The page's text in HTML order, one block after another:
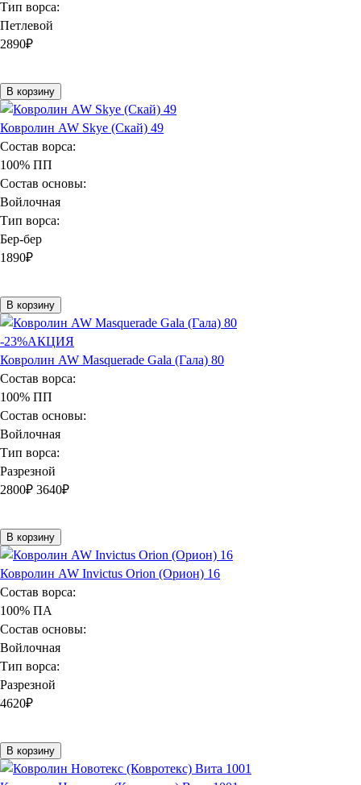
Тип ворса:
Петлевой
2890₽
В корзину
Ковролин AW Skye (Скай) 49
Состав ворса:
100% ПП
Состав основы:
Войлочная
Тип ворса:
Бер-бер
1890₽
В корзину
-23%АКЦИЯ
Ковролин AW Masquerade Gala (Гала) 80
Состав ворса:
100% ПП
Состав основы:
Войлочная
Тип ворса:
Разрезной
2800₽ 3640₽
В корзину
Ковролин AW Invictus Orion (Орион) 16
Состав ворса:
100% ПА
Состав основы:
Войлочная
Тип ворса:
Разрезной
4620₽
В корзину